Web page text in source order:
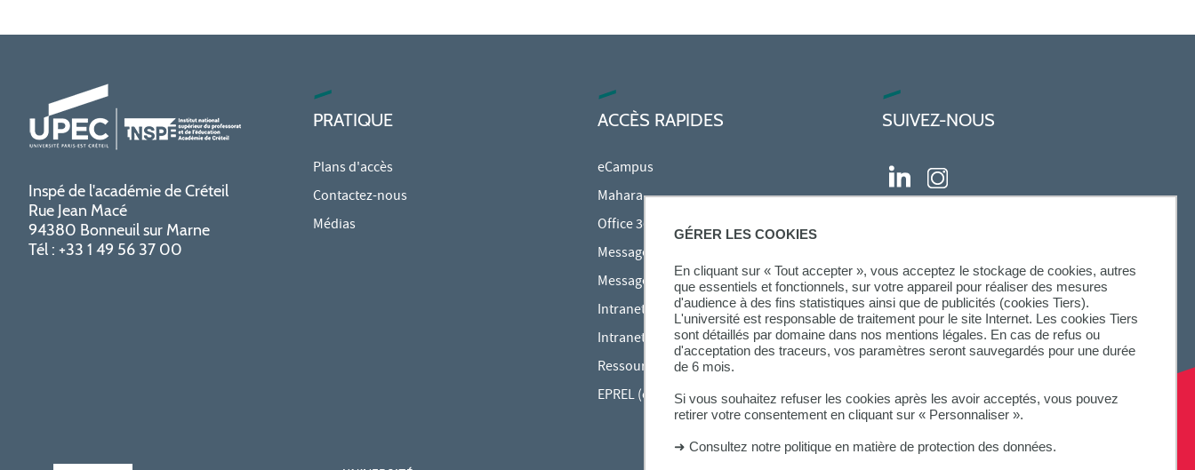
GÉRER LES COOKIES
En cliquant sur « Tout accepter », vous acceptez le stockage de cookies, autres
que essentiels et fonctionnels, sur votre appareil pour réaliser des mesures
d'audience à des fins statistiques ainsi que de publicités (cookies Tiers).
L'université est responsable de traitement pour le site Internet. Les cookies Tiers
sont détaillés par domaine dans nos mentions légales. En cas de refus ou
d'acceptation des traceurs, vos paramètres seront sauvegardés pour une durée
de 6 mois.
Si vous souhaitez refuser les cookies après les avoir acceptés, vous pouvez
retirer votre consentement en cliquant sur « Personnaliser ».
➜ Consultez notre politique en matière de protection des données.
Inspé de l'académie de Créteil
Rue Jean Macé
94380 Bonneuil sur Marne
Tél : +33 1 49 56 37 00
PRATIQUE
Plans d'accès
Contactez-nous
Médias
ACCÈS RAPIDES
eCampus
Mahara
Office 365
Messagerie des étudiants
Messagerie des personnels
Intranet Inspé
Intranet UPEC
Ressources audiovisuelles Inspé
EPREL (cours en ligne)
SUIVEZ-NOUS